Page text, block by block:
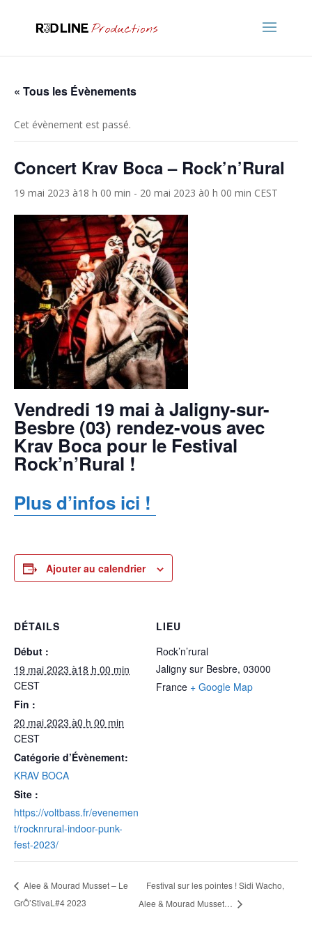
« Tous les Évènements
Cet évènement est passé.
Concert Krav Boca – Rock’n’Rural
19 mai 2023 à18 h 00 min - 20 mai 2023 à0 h 00 min CEST
Vendredi 19 mai à Jaligny-sur-
Besbre (03) rendez-vous avec
Krav Boca pour le Festival
Rock’n’Rural !
Plus d’infos ici !
Ajouter au calendrier
DÉTAILS
Début :
19 mai 2023 à18 h 00 min
CEST
Fin :
20 mai 2023 à0 h 00 min
CEST
Catégorie d’Évènement:
KRAV BOCA
Site :
https://voltbass.fr/evenemen
t/rocknrural-indoor-punk-
fest-2023/
LIEU
Rock’n’rural
Jaligny sur Besbre, 03000
France + Google Map
Alee & Mourad Musset – Le
GrÔ’StivaL#4 2023
Festival sur les pointes ! Sidi Wacho,
Alee & Mourad Musset…